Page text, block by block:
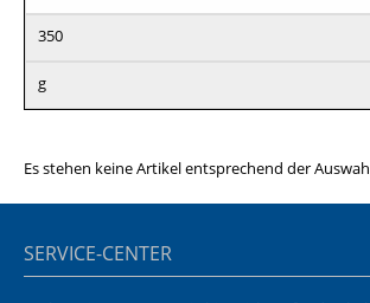
350
g
Es stehen keine Artikel entsprechend der
SERVICE-CENTER